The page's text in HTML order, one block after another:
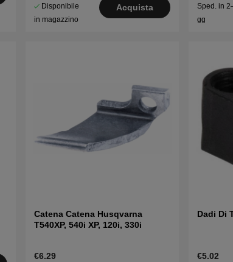
Disponibile
in magazzino
Acquista
Sped. in
gg
Catena Catena Husqvarna
T540XP, 540i XP, 120i, 330i
€6.29
Dadi Di
€5.02